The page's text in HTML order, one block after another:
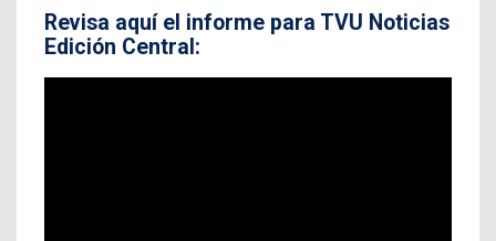
Revisa aquí el informe para TVU Noticias
Edición Central: